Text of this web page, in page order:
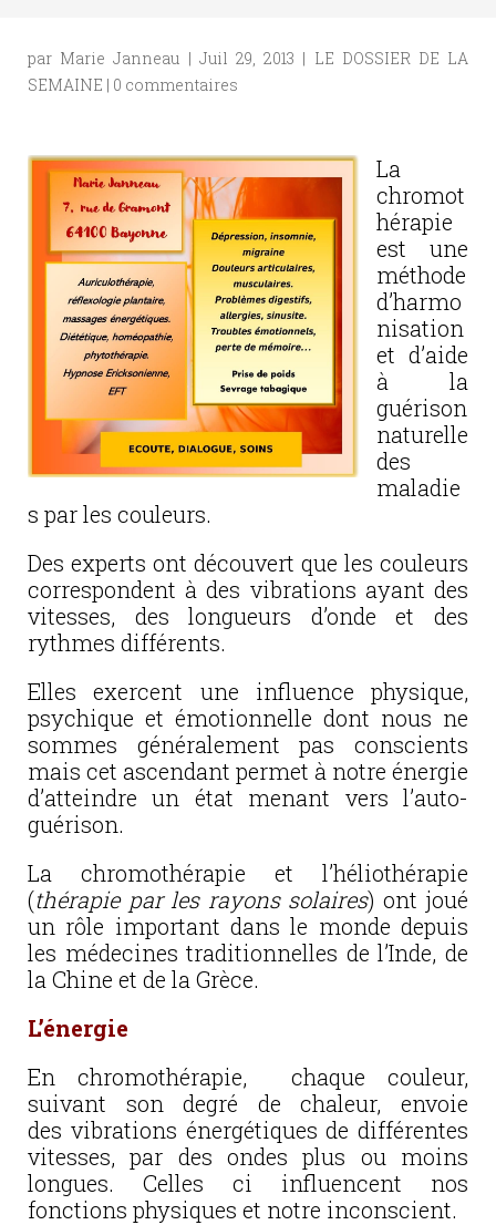
par Marie Janneau | Juil 29, 2013 | LE DOSSIER DE LA
SEMAINE | 0 commentaires
La
chromot
hérapie
est une
méthode
d’harmo
nisation
et d’aide
à la
guérison
naturelle
des
maladie
s par les couleurs.
Des experts ont découvert que les couleurs
correspondent à des vibrations ayant des
vitesses, des longueurs d’onde et des
rythmes différents.
Elles exercent une influence physique,
psychique et émotionnelle dont nous ne
sommes généralement pas conscients
mais cet ascendant permet à notre énergie
d’atteindre un état menant vers l’auto-
guérison.
La chromothérapie et l’héliothérapie
(thérapie par les rayons solaires) ont joué
un rôle important dans le monde depuis
les médecines traditionnelles de l’Inde, de
la Chine et de la Grèce.
L’énergie
En chromothérapie, chaque couleur,
suivant son degré de chaleur, envoie
des vibrations énergétiques de différentes
vitesses, par des ondes plus ou moins
longues. Celles ci influencent nos
fonctions physiques et notre inconscient.